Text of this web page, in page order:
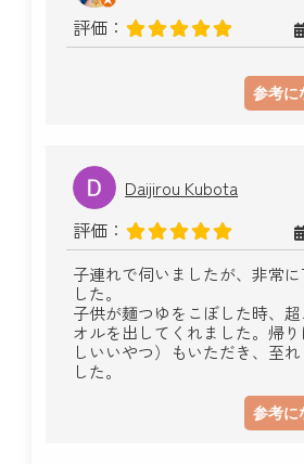
評価：
参考に
Daijirou Kubota
評価：
子連れで伺いましたが、非常
した。
子供が麺つゆをこぼした時、
オルを出してくれました。帰
しいいやつ）もいただき、至
した。
参考に